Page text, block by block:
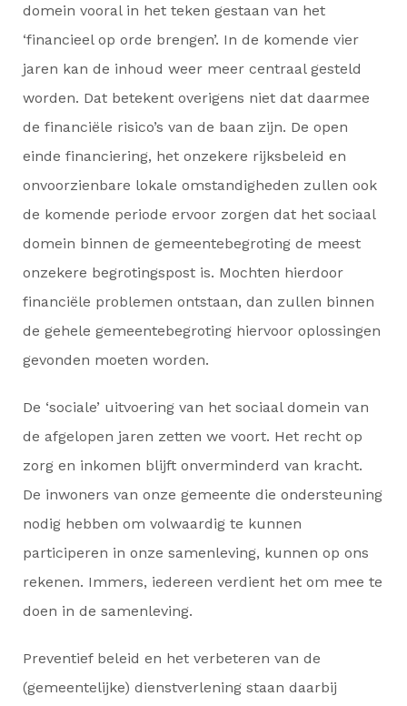
domein vooral in het teken gestaan van het
‘financieel op orde brengen’. In de komende vier
jaren kan de inhoud weer meer centraal gesteld
worden. Dat betekent overigens niet dat daarmee
de financiële risico’s van de baan zijn. De open
einde financiering, het onzekere rijksbeleid en
onvoorzienbare lokale omstandigheden zullen ook
de komende periode ervoor zorgen dat het sociaal
domein binnen de gemeentebegroting de meest
onzekere begrotingspost is. Mochten hierdoor
financiële problemen ontstaan, dan zullen binnen
de gehele gemeentebegroting hiervoor oplossingen
gevonden moeten worden.
De ‘sociale’ uitvoering van het sociaal domein van
de afgelopen jaren zetten we voort. Het recht op
zorg en inkomen blijft onverminderd van kracht.
De inwoners van onze gemeente die ondersteuning
nodig hebben om volwaardig te kunnen
participeren in onze samenleving, kunnen op ons
rekenen. Immers, iedereen verdient het om mee te
doen in de samenleving.
Preventief beleid en het verbeteren van de
(gemeentelijke) dienstverlening staan daarbij